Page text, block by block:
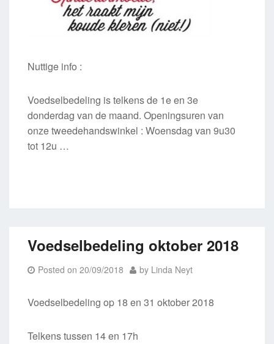
Nuttige info :
Voedselbedeling is telkens de 1e en 3e
donderdag van de maand. Openingsuren van
onze tweedehandswinkel : Woensdag van 9u30
tot 12u …
Voedselbedeling oktober 2018
Posted on 20/09/2018 by Linda Neyt
Voedselbedeling op 18 en 31 oktober 2018
Telkens tussen 14 en 17h